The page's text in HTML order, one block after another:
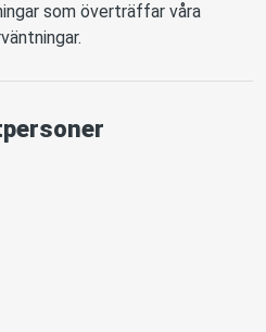
som överträffar våra